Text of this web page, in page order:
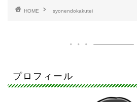
HOME syonendokakutei
プロフィール